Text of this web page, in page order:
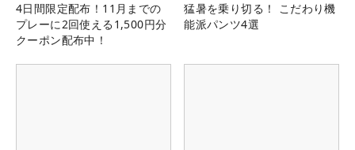
4日間限定配布！11月までの
プレーに2回使える1,500円分
クーポン配布中！
猛暑を乗り切る！ こだわり機
能派パンツ4選